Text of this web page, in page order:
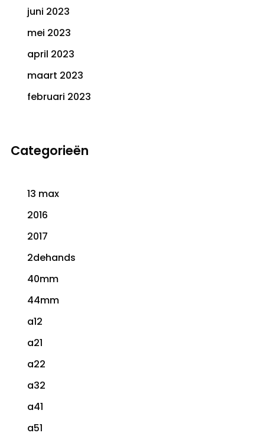
juni 2023
mei 2023
april 2023
maart 2023
februari 2023
Categorieën
13 max
2016
2017
2dehands
40mm
44mm
a12
a21
a22
a32
a41
a51